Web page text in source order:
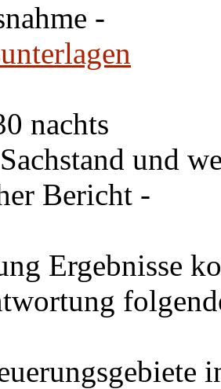
-
nachts
und
Bericht -
Ergebnisse